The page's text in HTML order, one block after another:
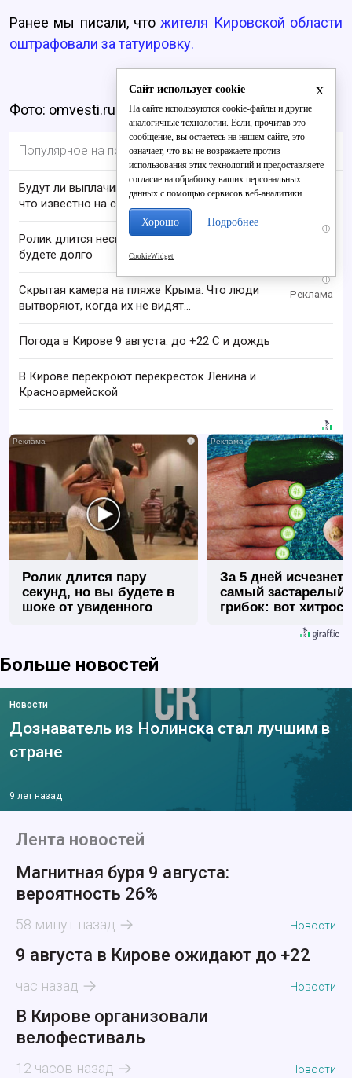
Ранее мы писали, чтожителя Кировской области
оштрафовали за татуировку.
Фото: omvesti.ru
Популярное на портале
Будут ли выплачивать 13-ю пенсию в 2026 году:
что известно на сегодня
i
Ролик длится несколько секунд, а смеяться вы
будете долго
i
Скрытая камера на пляже Крыма: Что люди
вытворяют, когда их не видят...
Погода в Кирове 9 августа: до +22 C и дождь
В Кирове перекроют перекресток Ленина и
Красноармейской
i
Ролик длится пару
секунд, но вы будете в
шоке от увиденного
За 5 дней исчезнет
самый застарелый
грибок: вот
Больше новостей
Новости
Дознаватель из Нолинска стал лучшим в
стране
9 лет назад
Лента новостей
Магнитная буря 9 августа:
вероятность 26%
58 минут назад Новости
9 августа в Кирове ожидают до +22
час назад Новости
В Кирове организовали
велофестиваль
12 часов назад Новости
x
Сайт использует cookie
На сайте используются cookie-файлы и другие
аналогичные технологии. Если, прочитав это
сообщение, вы остаетесь на нашем сайте, это
означает, что вы не возражаете против
использования этих технологий и предоставляете
согласие на обработку ваших персональных
данных с помощью сервисов веб-аналитики.
Хорошо Подробнее
CookieWidget